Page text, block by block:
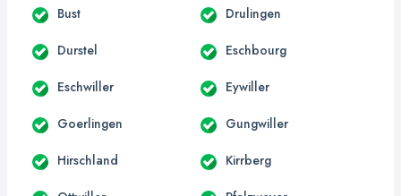
Bust Drulingen
Durstel Eschbourg
Eschwiller Eywiller
Goerlingen Gungwiller
Hirschland Kirrberg